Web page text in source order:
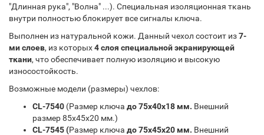
"Длинная рука", "Волна" ...). Специальная изоляционная ткань
внутри полностью блокирует все сигналы ключа.
Выполнен из натуральной кожи. Данный чехол состоит из7-
ми слоев, из которых4 слоя специальной экранирующей
ткани, что обеспечивает полную изоляцию и высокую
износостойкость.
Возможные модели (размеры) чехлов:
CL-7540 (Размер ключа до 75х40х18 мм. Внешний
размер 85х45х20 мм.)
CL-7545 (Размер ключа до 75х45х20 мм. Внешний